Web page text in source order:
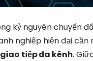
kỷ nguyên chuyển
nghiệp hiện đại cần
tiếp đa kênh.